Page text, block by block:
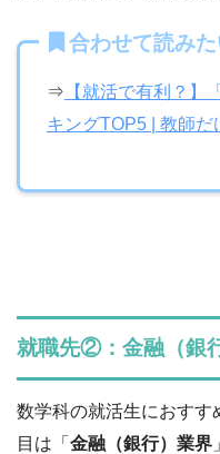
合わせて読み
⇒ 【就活で有利？】
キングTOP5 | 教師
就職先②：金融（銀
数学科の就活生におすす
目は「 金融（銀行）業界